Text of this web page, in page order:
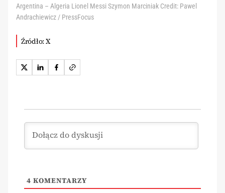
Argentina – Algeria Lionel Messi Szymon Marciniak Credit: Pawel
Andrachiewicz / PressFocus
Źródło: X
4 KOMENTARZY